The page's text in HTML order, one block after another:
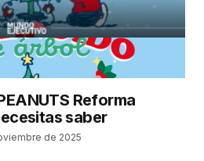
Reforma
saber
de 2025